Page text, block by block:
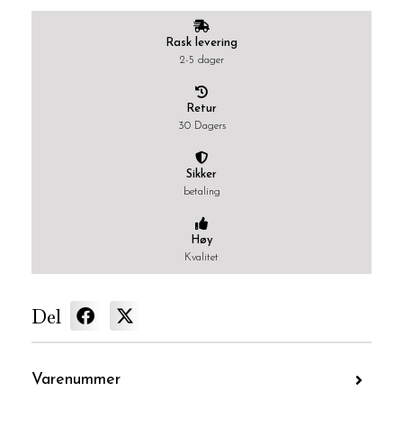
Rask levering
2-5 dager
Retur
30 Dagers
Sikker
betaling
Høy
Kvalitet
Del
Varenummer